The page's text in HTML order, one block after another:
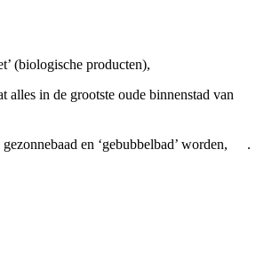
(biologische producten),
in de grootste oude binnenstad van
en ‘gebubbelbad’ worden, .